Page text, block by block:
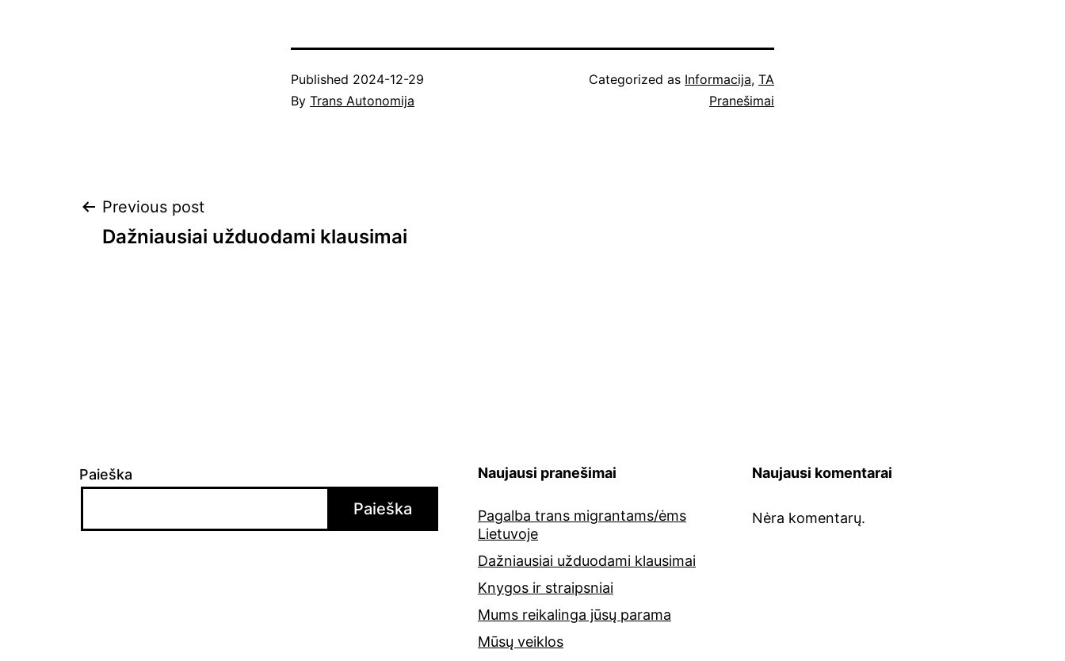
Published 2024-12-29
By Trans Autonomija
Categorized as Informacija, TA
Pranešimai
Navigacija
Previous post
Dažniausiai užduodami klausimai
Paieška
Paieška
Naujausi pranešimai
Pagalba trans migrantams/ėms
Lietuvoje
Dažniausiai užduodami klausimai
Knygos ir straipsniai
Mums reikalinga jūsų parama
Mūsų veiklos
Naujausi komentarai
Nėra komentarų.